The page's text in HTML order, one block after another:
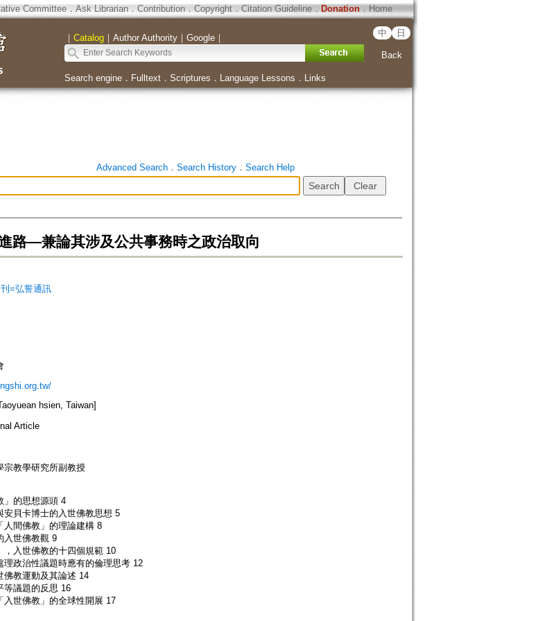
Committee． Ask Librarian． Contribution．Copyright．Citation Guideline． Donation．Home
｜ Catalog｜ Author Authority｜ Google｜ 中 日
Back
Search engine． Fulltext． Scriptures ． Language Lessons ． Links
Advanced Search． Search History． Search Help
路—兼論其涉及公共事務時之政治取向
=弘誓通訊
hsien, Taiwan]
Article
宗教學研究所副教授
」的思想源頭 4
安貝卡博士的入世佛教思想 5
人間佛教」的理論建構 8
入世佛教觀 9
，入世佛教的十四個規範 10
理政治性議題時應有的倫理思考 12
佛教運動及其論述 14
等議題的反思 16
世佛教」的全球性開展 17